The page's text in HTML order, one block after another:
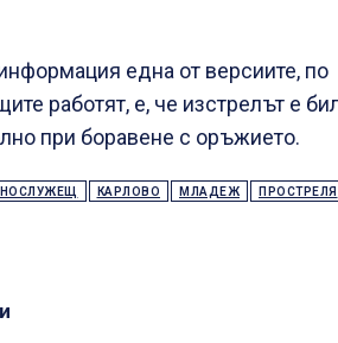
една от версиите, по
работят, е, че изстрелът е
при боравене с оръжието.
КАРЛОВО МЛАДЕЖ ПРОСТРЕЛЯ